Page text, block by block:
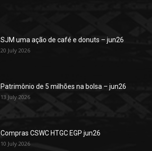
SJM uma ação de café e donuts – jun26
20 July 2026
Patrimônio de 5 milhões na bolsa – jun26
13 July 2026
Compras CSWC HTGC EGP jun26
10 July 2026